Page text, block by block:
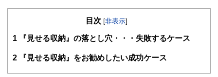
目次 [非表示]
1 『見せる収納』の落とし穴・・・失敗するケース
2 『見せる収納』をお勧めしたい成功ケース